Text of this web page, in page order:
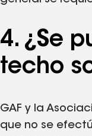
4. ¿Se
techo
GAF y la
que no se